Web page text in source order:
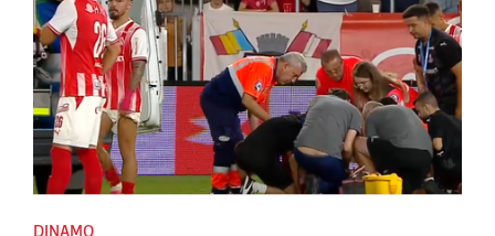
DINAMO